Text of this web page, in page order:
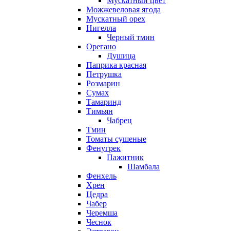
Можжевеловая ягода
Мускатный орех
Нигелла
Черный тмин
Орегано
Душица
Паприка красная
Петрушка
Розмарин
Сумах
Тамаринд
Тимьян
Чабрец
Тмин
Томаты сушеные
Фенугрек
Пажитник
Шамбала
Фенхель
Хрен
Цедра
Чабер
Черемша
Чеснок